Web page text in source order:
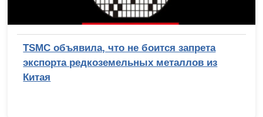
TSMC объявила, что не боится запрета
экспорта редкоземельных металлов из
Китая